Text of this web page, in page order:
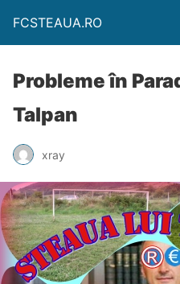
FCSTEAUA.RO
Probleme în
Talpan
xray